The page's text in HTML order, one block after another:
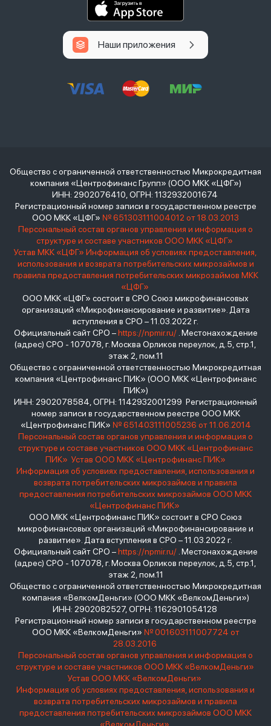
Наши приложения
Общество с ограниченной ответственностью Микрокредитная
компания «Центрофинанс Групп» (ООО МКК «ЦФГ»)
ИНН: 2902076410, ОГРН: 1132932001674
Регистрационный номер записи в государственном реестре
ООО МКК «ЦФГ» № 651303111004012 от 18.03.2013
Персональный состав органов управления и информация о
структуре и составе участников ООО МКК «ЦФГ»
Устав МКК «ЦФГ» Информация об условиях предоставления,
использования и возврата потребительских микрозаймов и
правила предоставления потребительских микрозаймов МКК
«ЦФГ»
ООО МКК «ЦФГ» состоит в СРО Союз микрофинансовых
организаций «Микрофинансирование и развитие». Дата
вступления в СРО – 11.03.2022 г.
Официальный сайт СРО –https://npmir.ru/. Местонахождение
(адрес) СРО - 107078, г. Москва Орликов переулок, д.5, стр.1,
этаж 2, пом.11
Общество с ограниченной ответственностью Микрокредитная
компания «Центрофинанс ПИК» (ООО МКК «Центрофинанс
ПИК»)
ИНН: 2902078584, ОГРН: 1142932001299 Регистрационный
номер записи в государственном реестре ООО МКК
«Центрофинанс ПИК» № 651403111005236 от 11.06.2014
Персональный состав органов управления и информация о
структуре и составе участников ООО МКК «Центрофинанс
ПИК» Устав ООО МКК «Центрофинанс ПИК»
Информация об условиях предоставления, использования и
возврата потребительских микрозаймов и правила
предоставления потребительских микрозаймов ООО МКК
«Центрофинанс ПИК»
ООО МКК «Центрофинанс ПИК» состоит в СРО Союз
микрофинансовых организаций «Микрофинансирование и
развитие». Дата вступления в СРО – 11.03.2022 г.
Официальный сайт СРО –https://npmir.ru/. Местонахождение
(адрес) СРО - 107078, г. Москва Орликов переулок, д.5, стр.1,
этаж 2, пом.11
Общество с ограниченной ответственностью Микрокредитная
компания «ВелкомДеньги» (ООО МКК «ВелкомДеньги»)
ИНН: 2902082527, ОГРН: 1162901054128
Регистрационный номер записи в государственном реестре
ООО МКК «ВелкомДеньги» № 001603111007724 от
28.03.2016
Персональный состав органов управления и информация о
структуре и составе участников ООО МКК «ВелкомДеньги»
Устав ООО МКК «ВелкомДеньги»
Информация об условиях предоставления, использования и
возврата потребительских микрозаймов и правила
предоставления потребительских микрозаймов ООО МКК